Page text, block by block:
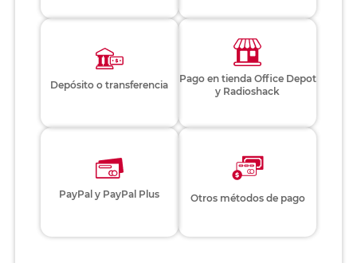
Depósito o transferencia
Pago en tienda Office Depot
y Radioshack
PayPal y PayPal Plus Otros métodos de pago